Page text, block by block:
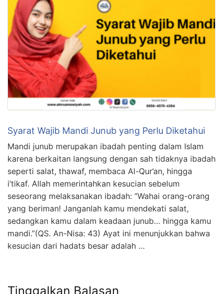
Syarat Wajib Mandi Junub yang Perlu Diketahui
Mandi junub merupakan ibadah penting dalam Islam
karena berkaitan langsung dengan sah tidaknya ibadah
seperti salat, thawaf, membaca Al-Qur’an, hingga
i’tikaf. Allah memerintahkan kesucian sebelum
seseorang melaksanakan ibadah: “Wahai orang-orang
yang beriman! Janganlah kamu mendekati salat,
sedangkan kamu dalam keadaan junub… hingga kamu
mandi.”(QS. An-Nisa: 43) Ayat ini menunjukkan bahwa
kesucian dari hadats besar adalah …
Tinggalkan Balasan